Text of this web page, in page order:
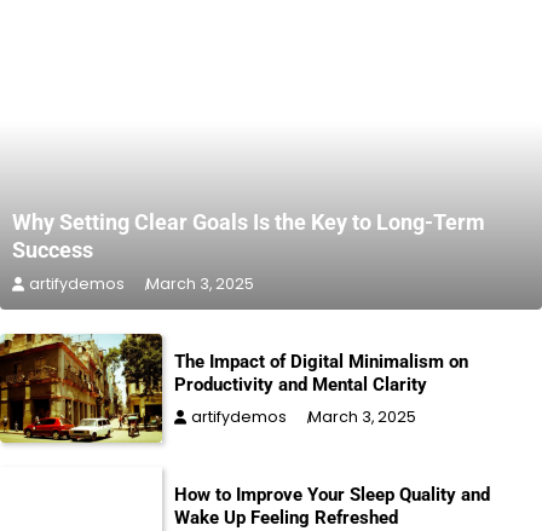
Why Setting Clear Goals Is the Key to Long-Term
Success
artifydemos March 3, 2025
The Impact of Digital Minimalism on
Productivity and Mental Clarity
artifydemos March 3, 2025
How to Improve Your Sleep Quality and
Wake Up Feeling Refreshed